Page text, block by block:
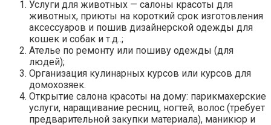
Услуги для животных — салоны красоты для
животных, приюты на короткий срок изготовления
аксессуаров и пошив дизайнерской одежды для
кошек и собак и т.д..;
Ателье по ремонту или пошиву одежды (для
людей);
Организация кулинарных курсов или курсов для
домохозяек.
Открытие салона красоты на дому: парикмахерские
услуги, наращивание ресниц, ногтей, волос (требует
предварительной закупки материала), маникюр и